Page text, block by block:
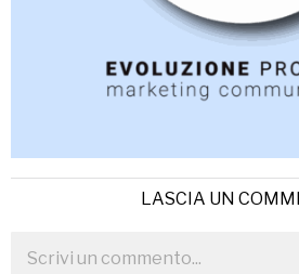
LASCIA UN